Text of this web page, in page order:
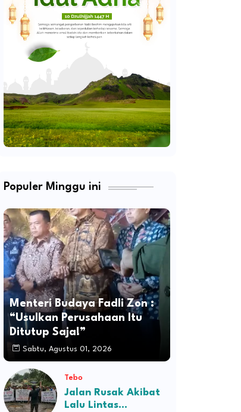
Populer Minggu ini
Menteri Budaya Fadli Zon :
“Usulkan Perusahaan Itu
Ditutup Saja!”
Sabtu, Agustus 01, 2026
Tebo
Jalan Rusak Akibat
Lalu Lintas